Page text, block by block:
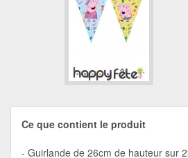
Ce que contient le produit
Guirlande de 26cm de hauteur sur